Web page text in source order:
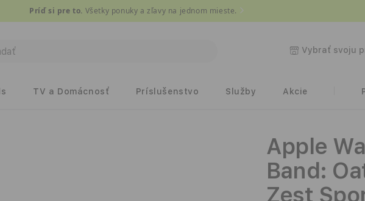
Príď si pre to. Všetky ponuky a zľavy na jednom mieste.
Vybrať svoju
TV a Domácnosť Príslušenstvo Služby Akcie
Apple
Band:
Zest